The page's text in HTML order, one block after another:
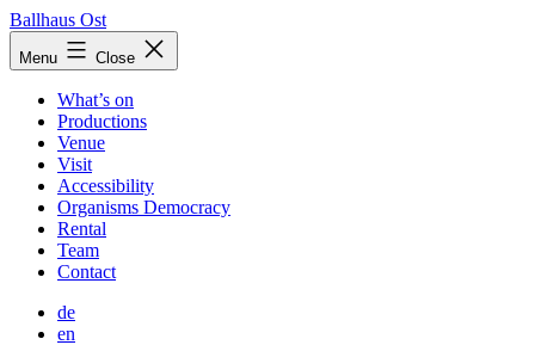
Skip
to
content
Ballhaus Ost
Ballhaus
Ost
Menu Close
What’s on
Productions
Venue
Visit
Accessibility
Organisms Democracy
Rental
Team
Contact
de
en